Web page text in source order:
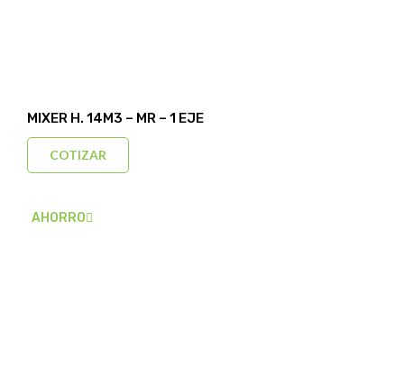
MIXER H. 14M3 – MR – 1 EJE
COTIZAR
AHORRO